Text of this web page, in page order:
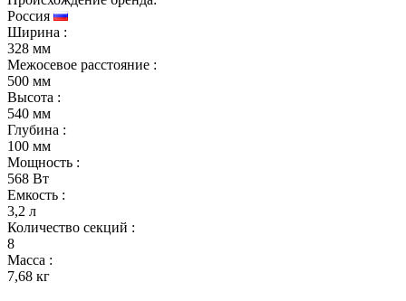
Россия
Ширина :
328 мм
Межосевое расстояние :
500 мм
Высота :
540 мм
Глубина :
100 мм
Мощность :
568 Вт
Емкость :
3,2 л
Количество секций :
8
Масса :
7,68 кг